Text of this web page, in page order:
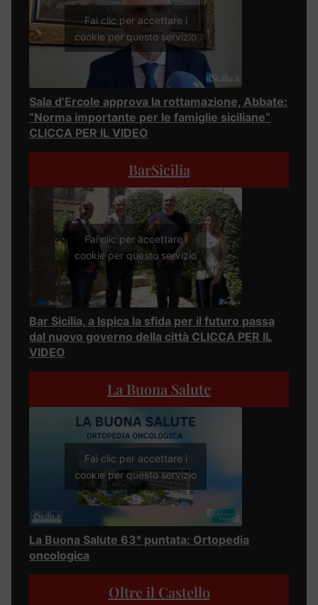
Fai clic per accettare i
cookie per questo servizio
Sala d’Ercole approva la rottamazione, Abbate:
“Norma importante per le famiglie siciliane”
CLICCA PER IL VIDEO
BarSicilia
Fai clic per accettare i
cookie per questo servizio
Bar Sicilia, a Ispica la sfida per il futuro passa
dal nuovo governo della città CLICCA PER IL
VIDEO
La Buona Salute
Fai clic per accettare i
cookie per questo servizio
La Buona Salute 63° puntata: Ortopedia
oncologica
Oltre il Castello